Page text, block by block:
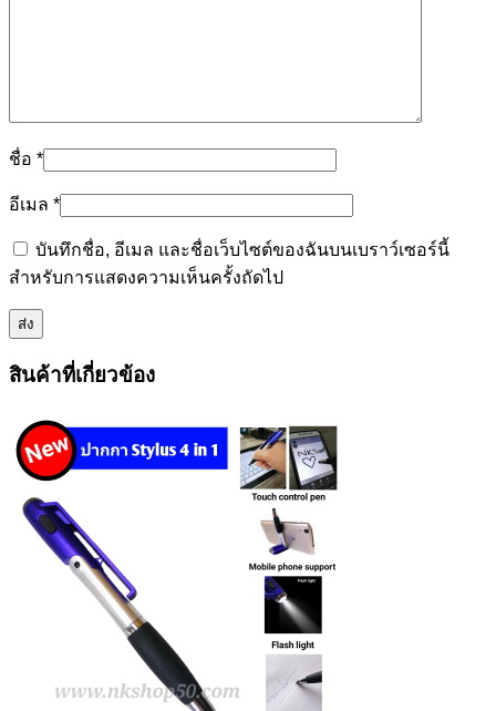
ชื่อ *
อีเมล *
บันทึกชื่อ, อีเมล และชื่อเว็บไซต์ของฉันบนเบราว์เซอร์นี้
สำหรับการแสดงความเห็นครั้งถัดไป
สินค้าที่เกี่ยวข้อง